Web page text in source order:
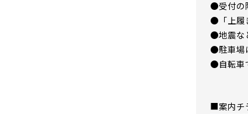
●受付の
●「上履
●地震な
●駐車場
●自転車
■案内チ